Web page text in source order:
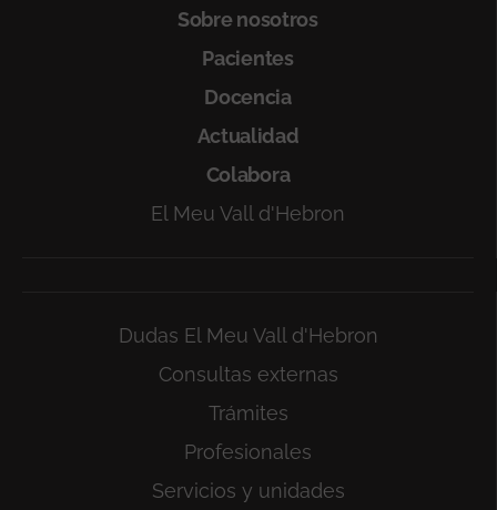
Sobre nosotros
Pacientes
Docencia
Actualidad
Colabora
El Meu Vall d'Hebron
Dudas El Meu Vall d'Hebron
Consultas externas
Trámites
Profesionales
Servicios y unidades